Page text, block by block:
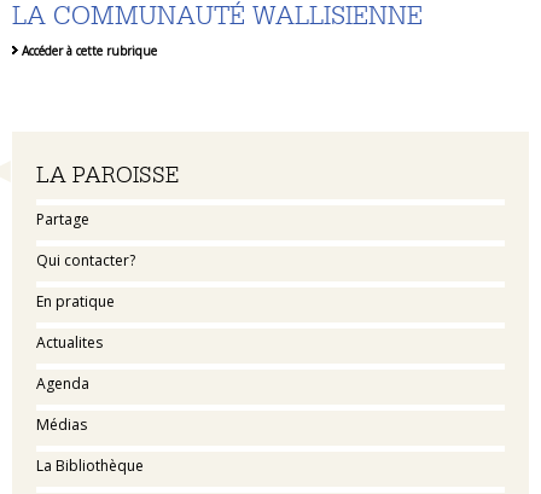
Navigation
LA PAROISSE
Partage
Qui contacter?
En pratique
Actualites
Agenda
Médias
La Bibliothèque
LA COMMUNAUTÉ WALLISIENNE
Accéder à cette rubrique